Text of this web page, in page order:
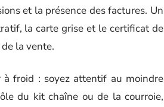
et la présence des factures. Un
la carte grise et le certificat de
la vente.
à froid : soyez attentif au moindre
du kit chaîne ou de la courroie,